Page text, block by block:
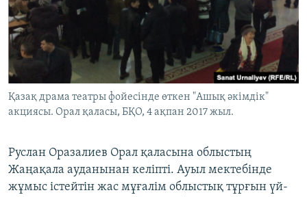
Қазақ драма театры фойесінде өткен "Ашық әкімдік"
акциясы. Орал қаласы, БҚО, 4 ақпан 2017 жыл.
Руслан Оразалиев Орал қаласына облыстың
Жаңақала ауданынан келіпті. Ауыл мектебінде
жұмыс істейтін жас мұғалім облыстық тұрғын үй-